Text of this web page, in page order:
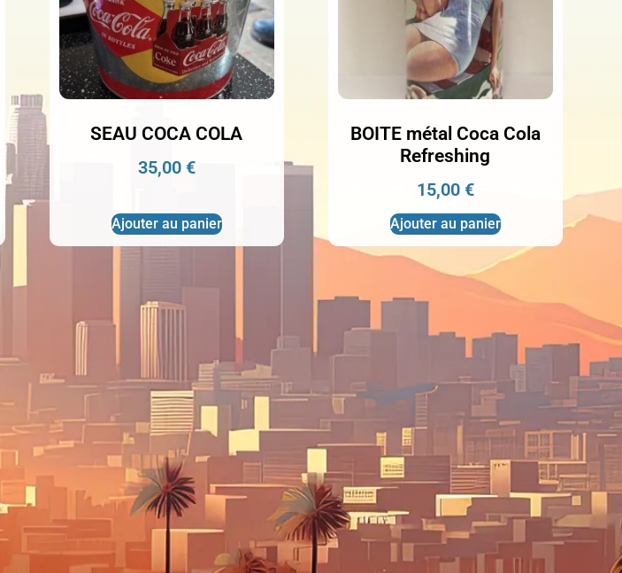
SEAU COCA COLA
35,00 €
Ajouter au panier
BOITE métal Coca Cola
Refreshing
15,00 €
Ajouter au panier